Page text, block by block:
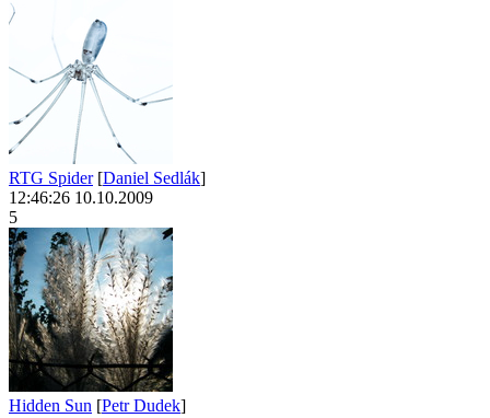
RTG Spider [Daniel Sedlák]
12:46:26 10.10.2009
5
Hidden Sun [Petr Dudek]